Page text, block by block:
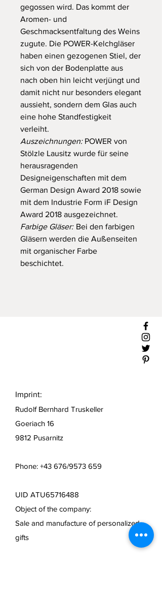
gegossen wird. Das kommt der
Aromen- und
Geschmacksentfaltung des Weins
zugute. Die POWER-Kelchgläser
haben einen gezogenen Stiel, der
sich von der Bodenplatte aus
nach oben hin leicht verjüngt und
damit nicht nur besonders elegant
aussieht, sondern dem Glas auch
eine hohe Standfestigkeit
verleiht.
Auszeichnungen:POWER von
Stölzle Lausitz wurde für seine
herausragenden
Designeigenschaften mit dem
German Design Award 2018 sowie
mit dem Industrie Form iF Design
Award 2018 ausgezeichnet.
Farbige Gläser: Bei den farbigen
Gläsern werden die Außenseiten
mit organischer Farbe
beschichtet.
Imprint:
Rudolf Bernhard Truskeller
Goeriach 16
9812 Pusarnitz
Phone: +43 676/9573 659
UID ATU65716488
Object of the company:
Sale and manufacture of personalized
gifts